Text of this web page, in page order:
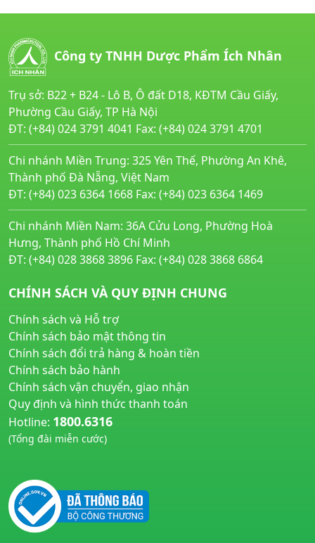
Công ty TNHH Dược Phẩm Ích Nhân
Trụ sở: B22 + B24 - Lô B, Ô đất D18, KĐTM Cầu Giấy,
Phường Cầu Giấy, TP Hà Nội
ĐT: (+84) 024 3791 4041 Fax: (+84) 024 3791 4701
Chi nhánh Miền Trung: 325 Yên Thế, Phường An Khê,
Thành phố Đà Nẵng, Việt Nam
ĐT: (+84) 023 6364 1668 Fax: (+84) 023 6364 1469
Chi nhánh Miền Nam: 36A Cửu Long, Phường Hoà
Hưng, Thành phố Hồ Chí Minh
ĐT: (+84) 028 3868 3896 Fax: (+84) 028 3868 6864
CHÍNH SÁCH VÀ QUY ĐỊNH CHUNG
Chính sách và Hỗ trợ
Chính sách bảo mật thông tin
Chính sách đổi trả hàng & hoàn tiền
Chính sách bảo hành
Chính sách vận chuyển, giao nhận
Quy định và hình thức thanh toán
Hotline: 1800.6316
(Tổng đài miễn cước)